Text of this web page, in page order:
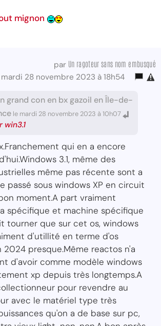
mignon
par Un ragoteur sans nom embusqué
mardi 28 novembre 2023 à 18h54
grand con en bx gazoil en Île-de-
le mardi 28 novembre 2023 à 10h07
qui en a encore
3.1, même des
même pas récente sont a
passé sous windows XP en circuit
moment.A part vraiment
spécifique et machine spécifique
tourner que sur cet os, windows
d'utillité en terme d'os
2024 presque.Même reactos n'a
d'avoir comme modèle windows
xp depuis très longtemps.A
pour revendre au
avec le matériel type très
qu'on a de base sur pc,